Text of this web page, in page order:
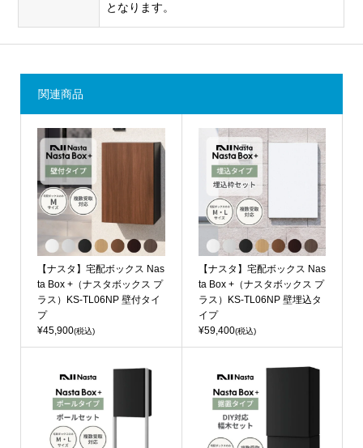
となります。
関連商品
【ナスタ】宅配ボックス Nas
ta Box +（ナスタボックス プ
ラス）KS-TL06NP 壁付タイ
プ
¥45,900(税込)
【ナスタ】宅配ボックス Nas
ta Box +（ナスタボックス プ
ラス）KS-TL06NP 壁埋込タ
イプ
¥59,400(税込)